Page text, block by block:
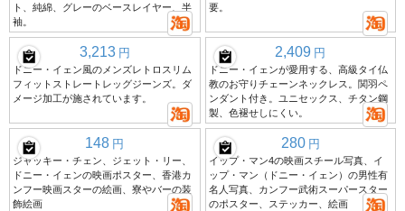
ト、純綿、グレーのベースレイヤー、半
袖。
要。
3,213 円
ドニー・イェン風のメンズレトロスリム
フィットストレートレッグジーンズ。ダ
メージ加工が施されています。
2,409 円
ドニー・イェンが愛用する、高級タイ仏
教のお守りチェーンネックレス。関羽ペ
ンダント付き。ユニセックス、チタン鋼
製、色褪せしにくい。
148 円
ジャッキー・チェン、ジェット・リー、
ドニー・イェンの映画ポスター、香港カ
ンフー映画スターの絵画、寮やバーの装
飾絵画
280 円
イップ・マン4の映画スチール写真、イ
ップ・マン（ドニー・イェン）の男性有
名人写真、カンフー武術スーパースター
のポスター、ステッカー、絵画